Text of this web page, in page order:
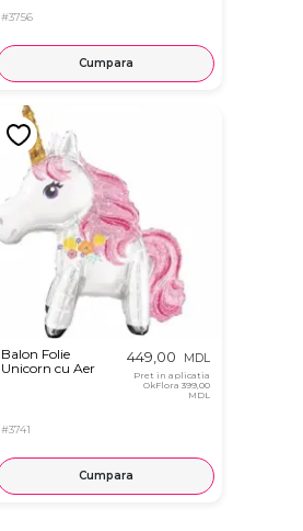
#3756
Cumpara
Balon Folie
Unicorn cu Aer
#3741
449,00 MDL
Pret in aplicatia
OkFlora399,00
MDL
Cumpara